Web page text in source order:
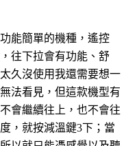
能簡單的機種，遙控
往下拉會有功能、舒
久沒使用我還需要想一
法看見，但這款機型有
會繼續往上，也不會往
度，就按減溫鍵3下；當